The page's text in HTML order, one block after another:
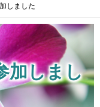
しました
加しまし